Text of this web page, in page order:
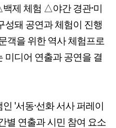
제 체험 △야간 경관·미
성돼 공연과 체험이 진행
객을 위한 역사 체험프로
미디어 연출과 공연을 결
'서동·선화 서사 퍼레이
별 연출과 시민 참여 요소